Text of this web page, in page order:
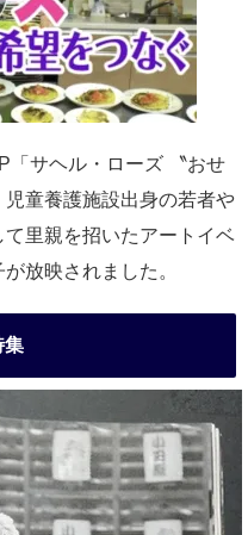
「サヘル・ローズ 〝おせ
童養護施設出身の若者や
里親を招いたアートイベ
放映されました。
集